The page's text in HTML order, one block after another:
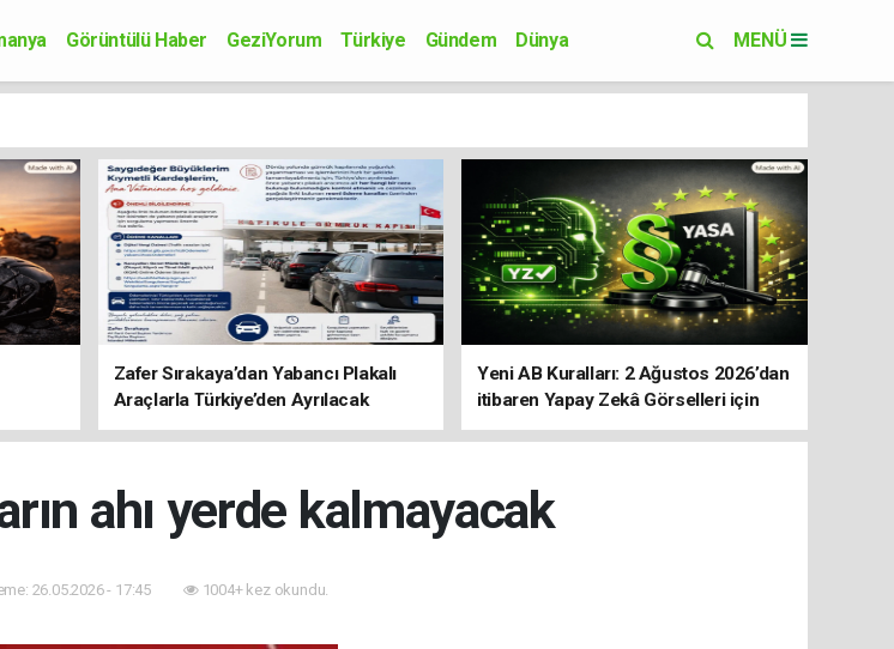
Görüntülü Haber GeziYorum Türkiye Gündem
Dünya
MENÜ
Zafer Sırakaya’dan Yabancı Plakalı
Araçlarla Türkiye’den Ayrılacak
Vatandaşlara Önemli Uyarı
Yeni AB Kuralları: 2 Ağustos 2026’dan
itibaren Yapay Zekâ Görselleri için
Etiket Zorunluluğu
ahı yerde kalmayacak
26.05.2026 - 17:45 1004+ kez okundu.